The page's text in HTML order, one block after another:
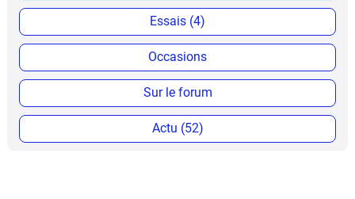
Essais (4)
Occasions
Sur le forum
Actu (52)